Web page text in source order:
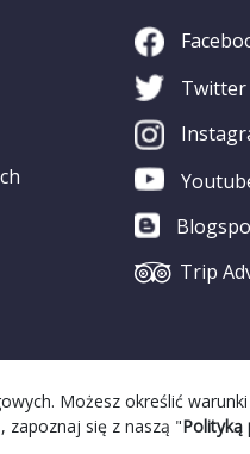
Możesz określić
zapoznaj się z naszą "Polityką
Twitter
Trip
|| Strona WCAG ©